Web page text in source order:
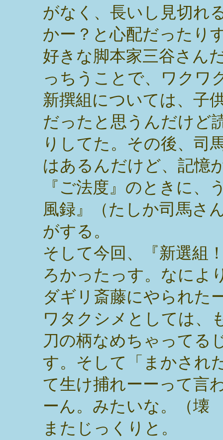
がなく、長いし見切れ
かー？と心配だったり
好きな脚本家三谷さん
っちうことで、ワクワ
新撰組については、子
だったと思うんだけど
りしてた。その後、司
はあるんだけど、記憶
『ご法度』のときに、
風録』（たしか司馬さ
がする。
そして今回、『新選組
ろかったっす。なによ
ダギリ斎藤にやられた
ワタクシメとしては、
刀の柄なめちゃってる
す。そして「まかされ
て生け捕れーーって言
ーん。みたいな。（
またじっくりと。